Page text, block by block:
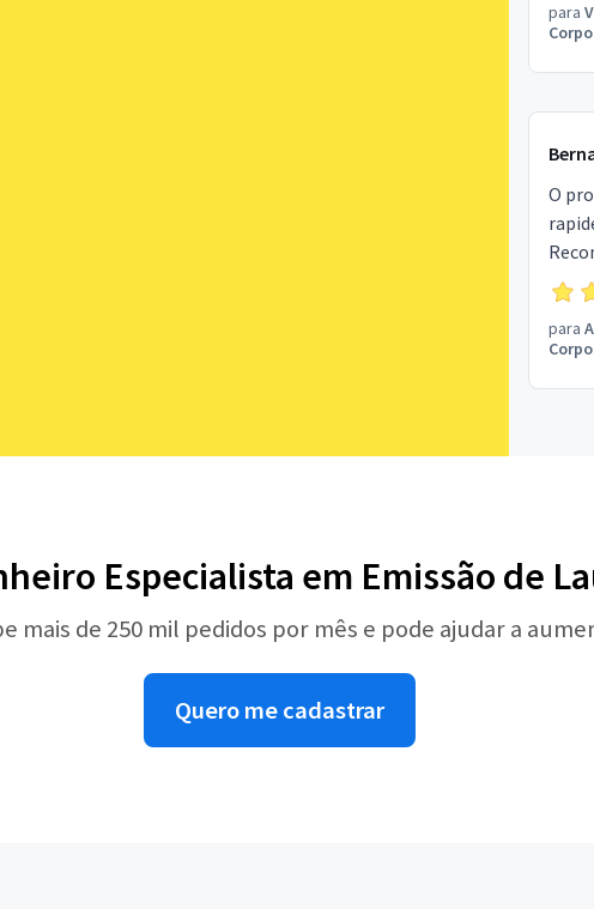
para
O
para
Especialista em Emissão de
mais de 250 mil pedidos por mês e pode ajudar a
Quero me cadastrar